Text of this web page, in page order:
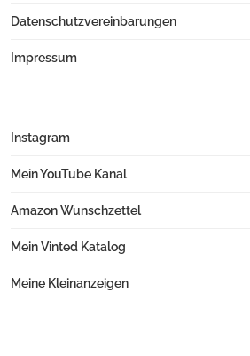
Datenschutzvereinbarungen
Impressum
Instagram
Mein YouTube Kanal
Amazon Wunschzettel
Mein Vinted Katalog
Meine Kleinanzeigen